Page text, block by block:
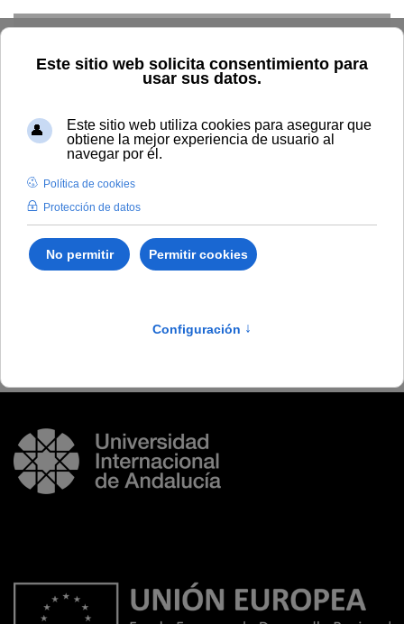
Inicio Vida universitaria
Biblioteca y publicaciones
Publicaciones
Búsqueda por autor
Guerrero Misa, Juan
Antonio
Alas de Andalucía 1915-2015. Un siglo de aviones